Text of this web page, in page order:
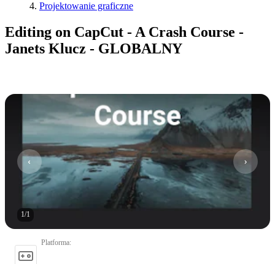
Projektowanie graficzne
Editing on CapCut - A Crash Course -
Janets Klucz - GLOBALNY
1/1
Platforma: